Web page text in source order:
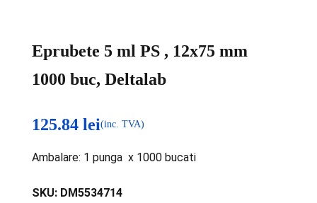
Eprubete 5 ml PS , 12x75 mm
1000 buc, Deltalab
125.84 lei(inc. TVA)
Ambalare: 1 punga x 1000 bucati
SKU: DM5534714